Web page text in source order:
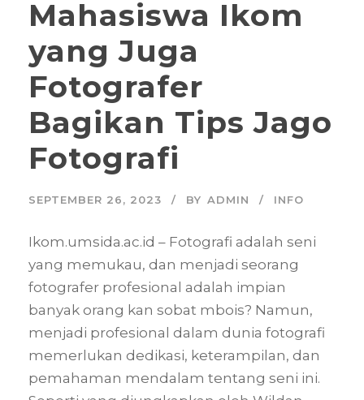
Mahasiswa Ikom
yang Juga
Fotografer
Bagikan Tips Jago
Fotografi
SEPTEMBER 26, 2023 BY ADMIN INFO
Ikom.umsida.ac.id – Fotografi adalah seni
yang memukau, dan menjadi seorang
fotografer profesional adalah impian
banyak orang kan sobat mbois? Namun,
menjadi profesional dalam dunia fotografi
memerlukan dedikasi, keterampilan, dan
pemahaman mendalam tentang seni ini.